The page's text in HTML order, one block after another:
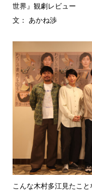
世界』観劇レビュー
文： あかね渉
こんな木村多江見たこ